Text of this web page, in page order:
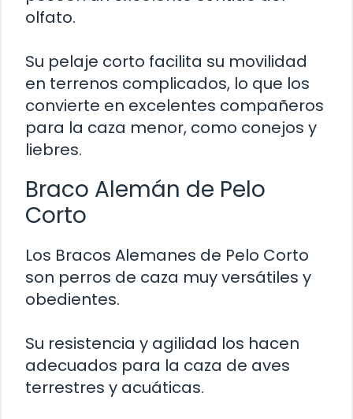
olfato.
Su pelaje corto facilita su movilidad
en terrenos complicados, lo que los
convierte en excelentes compañeros
para la caza menor, como conejos y
liebres.
Braco Alemán de Pelo
Corto
Los Bracos Alemanes de Pelo Corto
son perros de caza muy versátiles y
obedientes.
Su resistencia y agilidad los hacen
adecuados para la caza de aves
terrestres y acuáticas.